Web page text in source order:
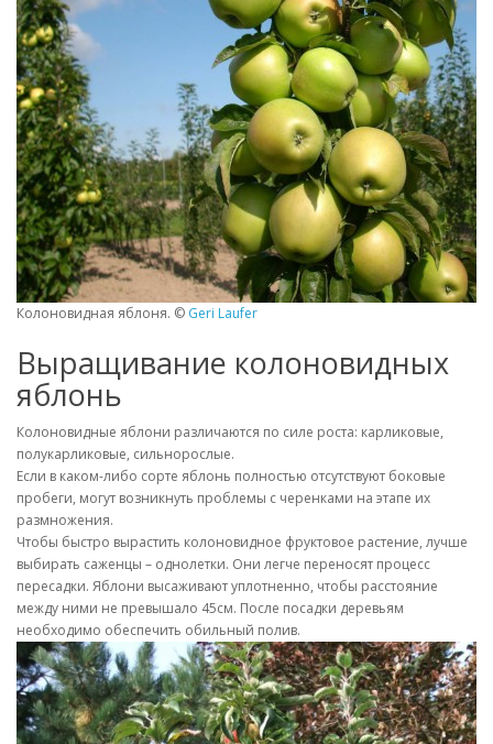
Колоновидная яблоня. © Geri Laufer
Выращивание колоновидных
яблонь
Колоновидные яблони различаются по силе роста: карликовые,
полукарликовые, сильнорослые.
Если в каком-либо сорте яблонь полностью отсутствуют боковые
пробеги, могут возникнуть проблемы с черенками на этапе их
размножения.
Чтобы быстро вырастить колоновидное фруктовое растение, лучше
выбирать саженцы – однолетки. Они легче переносят процесс
пересадки. Яблони высаживают уплотненно, чтобы расстояние
между ними не превышало 45см. После посадки деревьям
необходимо обеспечить обильный полив.